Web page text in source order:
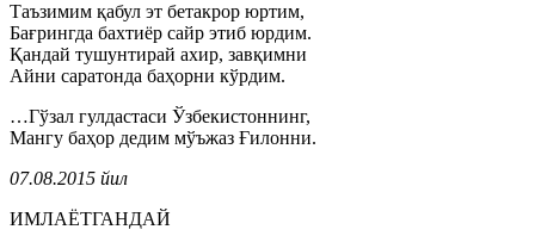
Таъзимим қабул эт бетакрор юртим,
Бағрингда бахтиёр сайр этиб юрдим.
Қандай тушунтирай ахир, завқимни
Айни саратонда баҳорни кўрдим.
…Гўзал гулдастаси Ўзбекистоннинг,
Мангу баҳор дедим мўъжаз Ғилонни.
07.08.2015 йил
ИМЛАЁТГАНДАЙ